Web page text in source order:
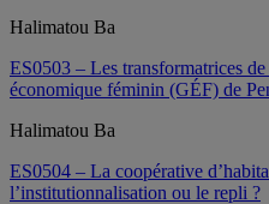
Halimatou Ba
ES0503 – Les transformatrices
économique féminin (GÉF) de
Halimatou Ba
ES0504 – La coopérative
l’institutionnalisation ou le repli ?